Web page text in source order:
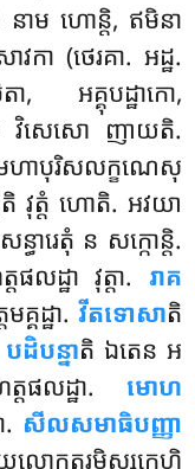
នាម ហោន្តិ, ឥមិនា
កា (ថេរគា. អដ្ឋ.
, អគ្គុបដ្ឋាកោ,
អយំ វិសេសោ ញាយតិ.
បុរិសលក្ខណេសុ
វុត្តំ ហោតិ. អវយា
ារេតុំ ន សក្កោន្តិ.
លដ្ឋា វុត្តា. រាគ
គដ្ឋា. វីតទោសាតិ
បន្នាតិ ឯតេន អ
តផលដ្ឋា. មោហ
. សីលសមាធិបញ្ញា
ោកុត្តរមិស្សកេហិ